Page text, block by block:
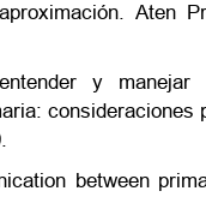
Aten
y
consideraciones
between